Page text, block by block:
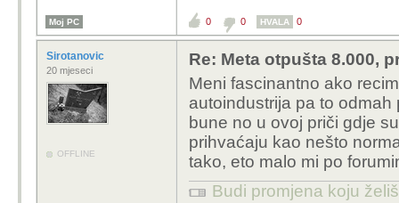
Moj PC 0 0 HVALA 0
Sirotanovic
20 mjeseci
OFFLINE
Re: Meta otpušta 8.000,
Meni fascinantno ako
autoindustrija pa to
bune no u ovoj priči gdje
prihvaćaju kao nešto
tako, eto malo mi po
Budi promjena koju